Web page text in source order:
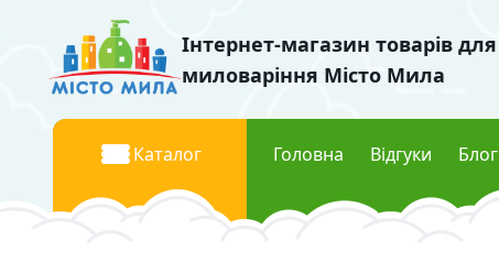
Інтернет-магазин товарів для
миловаріння Місто Мила
Каталог Головна Відгуки Блог